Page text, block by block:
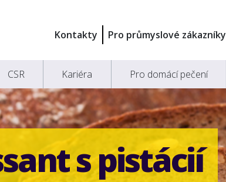
Kontakty Pro průmyslové zákazníky
CSR Kariéra Pro domácí pečení
s pistácií